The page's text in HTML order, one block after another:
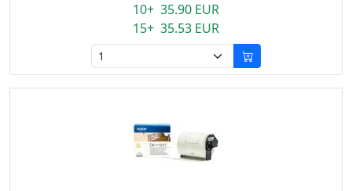
10+ 35.90 EUR
15+ 35.53 EUR